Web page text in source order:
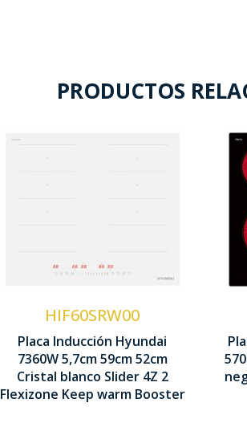
PRODUCTOS
HIF60SRW00
Placa Inducción Hyundai
7360W 5,7cm 59cm 52cm
Cristal blanco Slider 4Z 2
Flexizone Keep warm Booster
Zonas cocción 4
Potencia 7,36 kW
táctil
Flexizone Doble
57 x 590 x 520 mm